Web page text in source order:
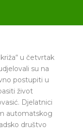
u četvrtak
su na
postupiti u
život
Djelatnici
automatskog
društvo